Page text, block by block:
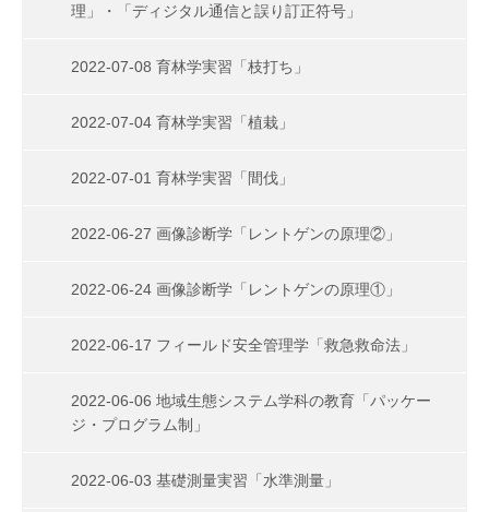
理」・「ディジタル通信と誤り訂正符号」
2022-07-08 育林学実習「枝打ち」
2022-07-04 育林学実習「植栽」
2022-07-01 育林学実習「間伐」
2022-06-27 画像診断学「レントゲンの原理②」
2022-06-24 画像診断学「レントゲンの原理①」
2022-06-17 フィールド安全管理学「救急救命法」
2022-06-06 地域生態システム学科の教育「パッケー
ジ・プログラム制」
2022-06-03 基礎測量実習「水準測量」